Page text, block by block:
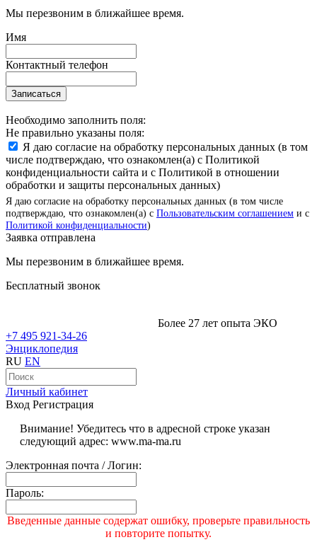
Мы перезвоним в ближайшее время.
Имя
Контактный телефон
Записаться
Необходимо заполнить поля:
Не правильно указаны поля:
Я даю согласие на обработку персональных данных (в том
числе подтверждаю, что ознакомлен(а) с Политикой
конфиденциальности сайта и с Политикой в отношении
обработки и защиты персональных данных)
Я даю согласие на обработку персональных данных (в том числе
подтверждаю, что ознакомлен(а) с Пользовательским соглашением и с
Политикой конфиденциальности)
Заявка отправлена
Мы перезвоним в ближайшее время.
Бесплатный звонок
Более 27 лет опыта ЭКО
+7 495 921-34-26
Энциклопедия
RU EN
Личный кабинет
Вход Регистрация
Внимание! Убедитесь что в адресной строке указан
следующий адрес: www.ma-ma.ru
Электронная почта / Логин:
Пароль:
Введенные данные содержат ошибку, проверьте правильность
и повторите попытку.